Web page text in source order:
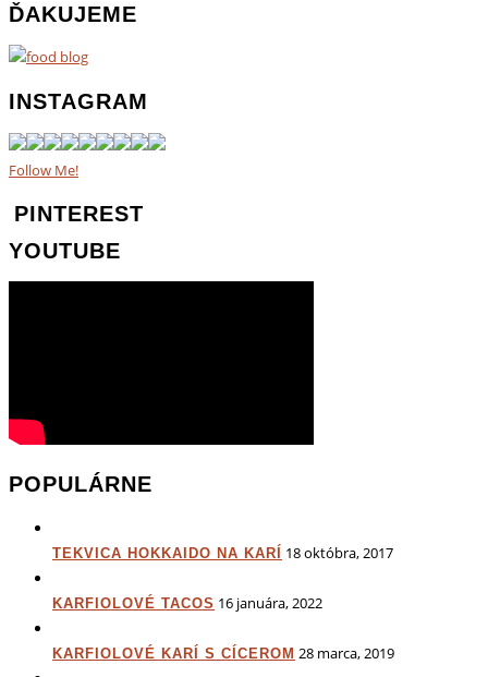
ĎAKUJEME
INSTAGRAM
Follow Me!
PINTEREST
YOUTUBE
POPULÁRNE
TEKVICA HOKKAIDO NA KARÍ 18 októbra, 2017
KARFIOLOVÉ TACOS 16 januára, 2022
KARFIOLOVÉ KARÍ S CÍCEROM 28 marca, 2019